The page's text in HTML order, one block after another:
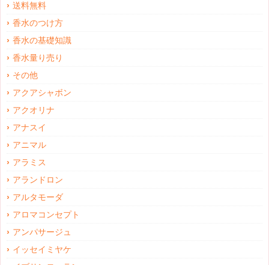
送料無料
香水のつけ方
香水の基礎知識
香水量り売り
その他
アクアシャボン
アクオリナ
アナスイ
アニマル
アラミス
アランドロン
アルタモーダ
アロマコンセプト
アンパサージュ
イッセイミヤケ